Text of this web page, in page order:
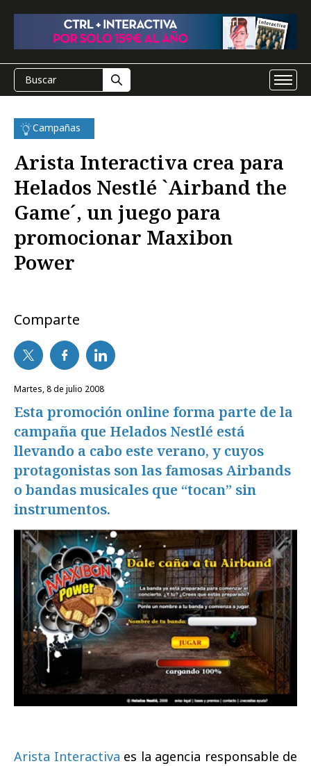
Campañas
Arista Interactiva crea para
Helados Nestlé `Airband the
Game´, un juego para
promocionar Maxibon
Power
Comparte
martes, 8 de julio 2008
Esta promoción online forma parte de la
campaña que Helados Nestlé está
llevando a cabo este verano, y cuyos
protagonistas son las famosas Airbands
o bandas musicales que “tocan” sin
instrumentos.
Arista Interactiva es la agencia responsable de